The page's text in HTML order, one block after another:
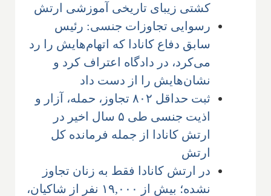
کشتی زیبای تاریخی آموزشی ارتش
رسوایی تجاوزات جنسی: رئیس
سابق دفاع کانادا که اتهام‌هایش را رد
می‌کرد، در دادگاه اعتراف کرد و
نشان‌هایش را از دست داد
ثبت حداقل ۸۰۲ تجاوز، حمله، آزار و
اذیت جنسی طی ۵ سال اخیر در
ارتش کانادا از جمله فرمانده کل
ارتش
در ارتش کانادا فقط به زنان تجاوز
نشده؛ بیش از ۱۹,۰۰۰ نفر از شاکیان،